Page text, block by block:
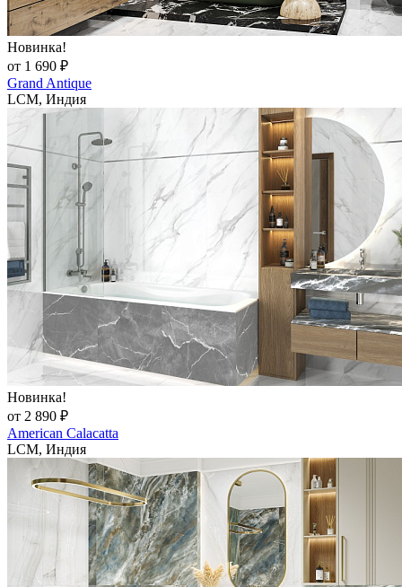
Новинка!
от 1 690 ₽
Grand Antique
LCM, Индия
Новинка!
от 2 890 ₽
American Calacatta
LCM, Индия